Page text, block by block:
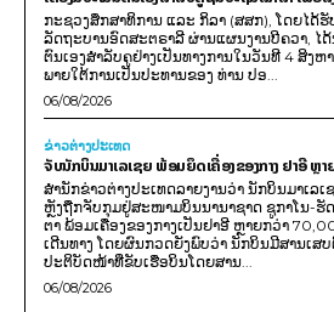
ກະຊວງສຶກສາທິການ ແລະ ກິລາ (ສສກ), ໂດຍໄ
ລັດຖະບານອົດສະຕຣາລີ ຜ່ານແຜນງານບີຄວາ, ໄ
ຕົນເອງສຳລັບຄູຢ່າງເປັນທາງການໃນວັນທີ 4 ສິງ
ພາຍໃຕ້ການເປັນປະທານຂອງ ທ່ານ ປອ...
06/08/2026
ຂ່າວຕ່າງປະເທດ
ຈັບນັກບິນມາເລເຊຍ ພ້ອມຍຶດເຄື່ອງຂອງກາງ ຢາອີ ຫຼາ
ສຳນັກຂ່າວຕ່າງປະເທດລາຍງານວ່າ ນັກບິນມາເລ
ຫຼັງຖືກຈັບກຸມຢູ່ສະໜາມບິນນານາຊາດ ຊູກາໂນ-ຮັ
ຕາ ພ້ອມເຄື່ອງຂອງກາງເປັນຢາອີ ຫຼາຍກວ່າ
ເດີນທາງ ໂດຍຜົນກວດຍັງພົບວ່າ ນັກບິນມີສານເສ
ປະຕິບັດໜ້າທີ່ຂັບເຮືອບິນໂດຍສານ...
06/08/2026